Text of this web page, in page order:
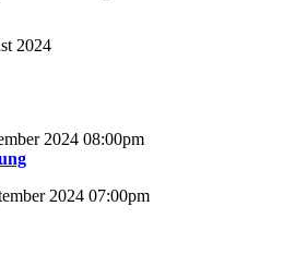
2024
2024 08:00pm
2024 07:00pm